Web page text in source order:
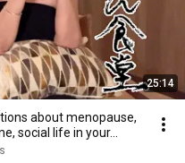
25:14
about menopause,
social life in your...